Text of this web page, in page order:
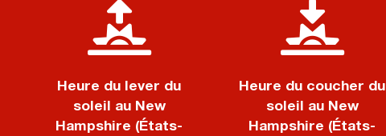
Heure du lever du
soleil au New
Hampshire (États-
Heure du coucher du
soleil au New
Hampshire (États-